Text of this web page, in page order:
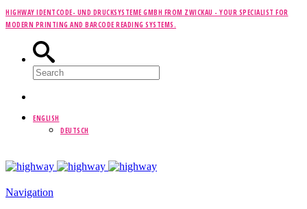
HIGHWAY IDENTCODE- UND DRUCKSYSTEME GMBH FROM ZWICKAU - YOUR SPECIALIST FOR
MODERN PRINTING AND BARCODE READING SYSTEMS.
ENGLISH
DEUTSCH
Navigation